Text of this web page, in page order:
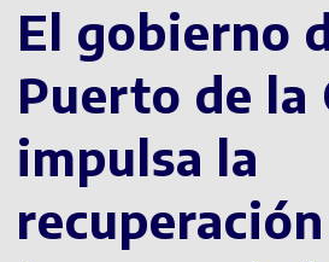
El gobierno
Puerto de la
impulsa la